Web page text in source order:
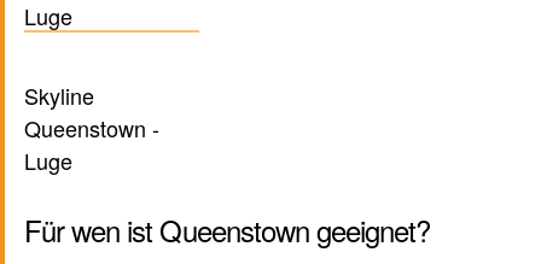
Skyline
Queenstown -
Luge
Für wen ist Queenstown geeignet?